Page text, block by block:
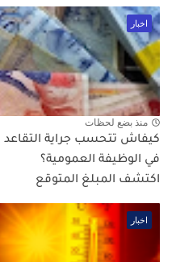
اخبار
منذ بضع لحظات
كيفاش تتحسب جراية التقاعد
في الوظيفة العمومية؟
اكتشف المبلغ المتوقع
اخبار